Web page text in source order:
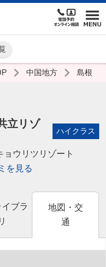
中国地方 島根
立リゾ
ハイクラス
ョウリツリゾート
を見る
ブラ
リ
地図・交
通